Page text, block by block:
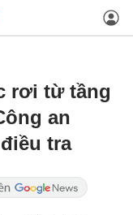
rơi từ tầng
an
tra